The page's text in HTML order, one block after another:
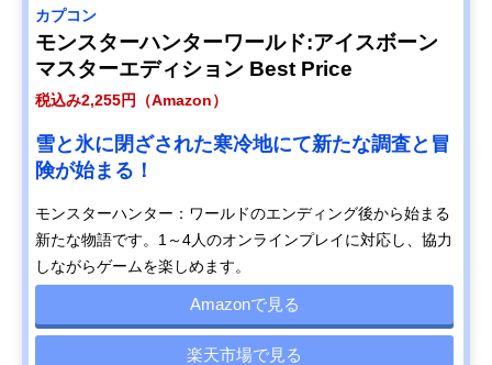
カプコン
モンスターハンターワールド:アイスボーン
マスターエディション Best Price
税込み2,255円（Amazon）
雪と氷に閉ざされた寒冷地にて新たな調査と冒
険が始まる！
モンスターハンター：ワールドのエンディング後から始まる
新たな物語です。1～4人のオンラインプレイに対応し、協力
しながらゲームを楽しめます。
Amazonで見る
楽天市場で見る